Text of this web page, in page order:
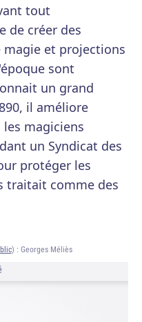
tout
de créer des
et projections
sont
un grand
il améliore
magiciens
un Syndicat des
protéger les
traitait comme des
) : Georges Méliès